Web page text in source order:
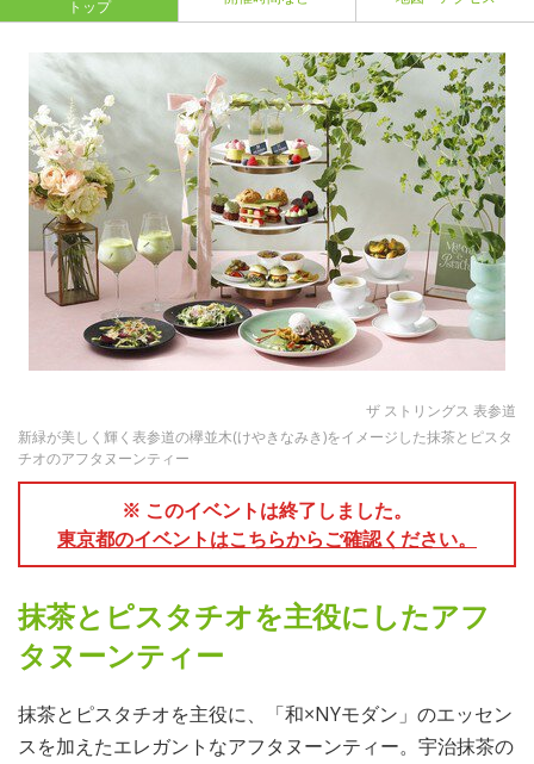
トップ
ザ ストリングス 表参道
新緑が美しく輝く表参道の欅並木(けやきなみき)をイメージした抹茶とピスタ
チオのアフタヌーンティー
※ このイベントは終了しました。
東京都のイベントはこちらからご確認ください。
抹茶とピスタチオを主役にしたアフ
タヌーンティー
抹茶とピスタチオを主役に、「和×NYモダン」のエッセン
スを加えたエレガントなアフタヌーンティー。宇治抹茶の